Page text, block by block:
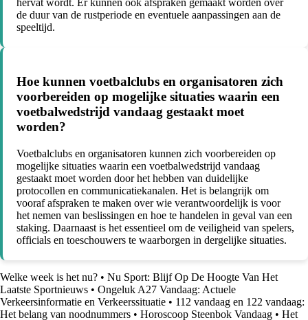
hervat wordt. Er kunnen ook afspraken gemaakt worden over
de duur van de rustperiode en eventuele aanpassingen aan de
speeltijd.
Hoe kunnen voetbalclubs en organisatoren zich
voorbereiden op mogelijke situaties waarin een
voetbalwedstrijd vandaag gestaakt moet
worden?
Voetbalclubs en organisatoren kunnen zich voorbereiden op
mogelijke situaties waarin een voetbalwedstrijd vandaag
gestaakt moet worden door het hebben van duidelijke
protocollen en communicatiekanalen. Het is belangrijk om
vooraf afspraken te maken over wie verantwoordelijk is voor
het nemen van beslissingen en hoe te handelen in geval van een
staking. Daarnaast is het essentieel om de veiligheid van spelers,
officials en toeschouwers te waarborgen in dergelijke situaties.
Welke week is het nu? • Nu Sport: Blijf Op De Hoogte Van Het
Laatste Sportnieuws • Ongeluk A27 Vandaag: Actuele
Verkeersinformatie en Verkeerssituatie • 112 vandaag en 122 vandaag:
Het belang van noodnummers • Horoscoop Steenbok Vandaag • Het